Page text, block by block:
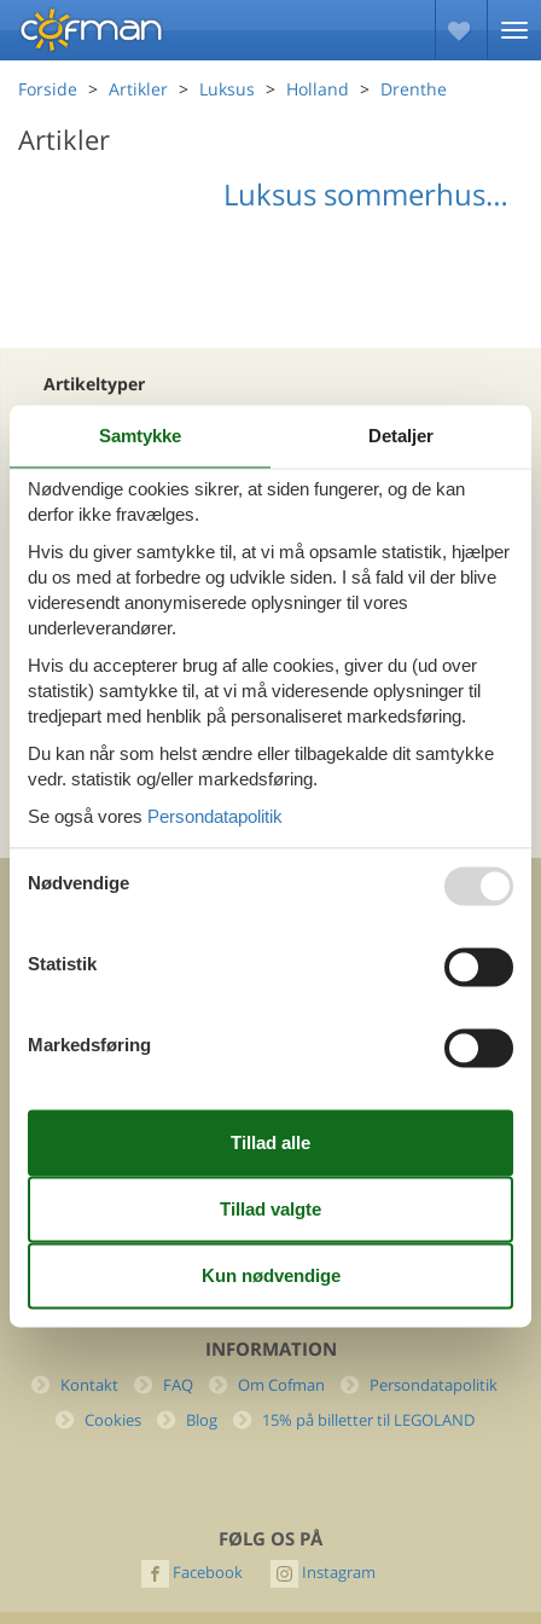
Forside Artikler Luksus Holland Drenthe
Artikler
Luksus sommerhus Drenthe
Artikeltyper
Din Cofman ferie
Område
Alle
Holland
Drenthe
Tema
Alle
Luksus
Kategori
Alle
Danmark
Cofman.com
(+45) 7877 0427
info@cofman.com
INFORMATION
Kontakt FAQ Om Cofman
Persondatapolitik
Cookies
Blog 15% på billetter til LEGOLAND
FØLG OS PÅ
Facebook Instagram
Samtykke Detaljer
Nødvendige cookies sikrer, at siden fungerer, og de kan
derfor ikke fravælges.
Hvis du giver samtykke til, at vi må opsamle statistik, hjælper
du os med at forbedre og udvikle siden. I så fald vil der blive
videresendt anonymiserede oplysninger til vores
underleverandører.
Hvis du accepterer brug af alle cookies, giver du (ud over
statistik) samtykke til, at vi må videresende oplysninger til
tredjepart med henblik på personaliseret markedsføring.
Du kan når som helst ændre eller tilbagekalde dit samtykke
vedr. statistik og/eller markedsføring.
Se også vores Persondatapolitik
Nødvendige
Statistik
Markedsføring